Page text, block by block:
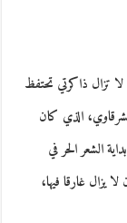
لا تزال ذاكرتي تحتفظ
الذي كان
الشعر الحر في
‬يزال‮ ‬غارقا فيها،‮